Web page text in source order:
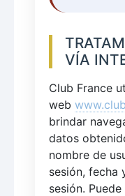
VÍA
Club France
web
brindar
datos
nombre de
sesión, fecha
sesión.